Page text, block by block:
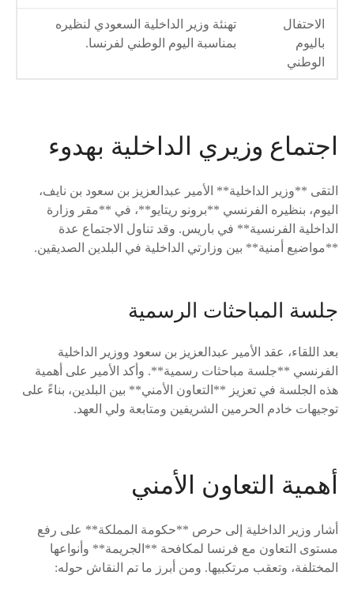
الاحتفال
باليوم
الوطني
تهنئة وزير الداخلية السعودي لنظيره
بمناسبة اليوم الوطني لفرنسا.
اجتماع وزيري الداخلية بهدوء
التقى **وزير الداخلية** الأمير عبدالعزيز بن سعود بن نايف،
اليوم، بنظيره الفرنسي **برونو ريتايو**، في **مقر وزارة
الداخلية الفرنسية** في باريس. وقد تناول الاجتماع عدة
**مواضيع أمنية** بين وزارتي الداخلية في البلدين الصديقين.
جلسة المباحثات الرسمية
بعد اللقاء، عقد الأمير عبدالعزيز بن سعود ووزير الداخلية
الفرنسي **جلسة مباحثات رسمية**. وأكد الأمير على أهمية
هذه الجلسة في تعزيز **التعاون الأمني** بين البلدين، بناءً على
توجيهات خادم الحرمين الشريفين ومتابعة ولي العهد.
أهمية التعاون الأمني
أشار وزير الداخلية إلى حرص **حكومة المملكة** على رفع
مستوى التعاون مع فرنسا لمكافحة **الجريمة** وأنواعها
المختلفة، وتعقب مرتكبيها. ومن أبرز ما تم النقاش حوله: